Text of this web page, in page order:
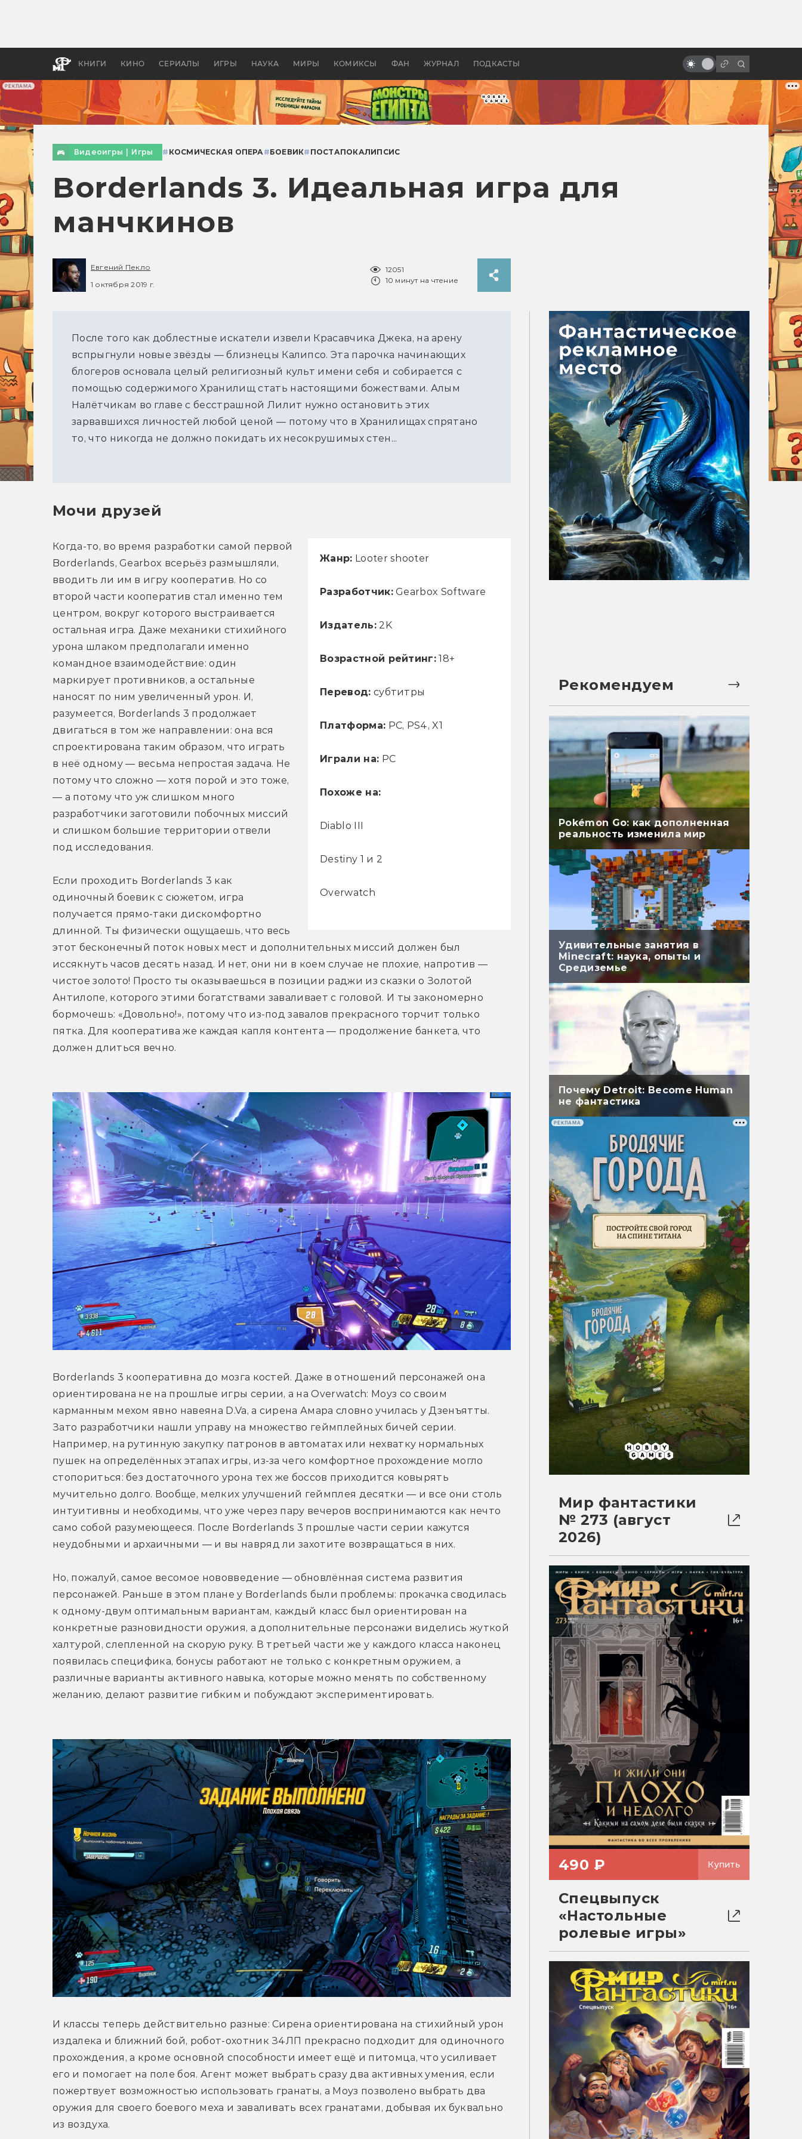
РЕКЛАМА
КНИГИ КИНО СЕРИАЛЫ ИГРЫ НАУКА МИРЫ КОМИКСЫ ФАН ЖУРНАЛ ПОДКАСТЫ
апокалипсис, в России —
бы «Властелина колец»
всего остального фильма
Видеоигры Игры # КОСМИЧЕСКАЯ ОПЕРА#БОЕВИК# ПОСТАПОКАЛИПСИС
Borderlands 3. Идеальная игра для
манчкинов
Евгений Пекло
1 октября 2019 г.
12051
10 минут на чтение
После того как доблестные искатели извели Красавчика Джека, на арену
вспрыгнули новые звёзды — близнецы Калипсо. Эта парочка начинающих
блогеров основала целый религиозный культ имени себя и собирается с
помощью содержимого Хранилищ стать настоящими божествами. Алым
Налётчикам во главе с бесстрашной Лилит нужно остановить этих
зарвавшихся личностей любой ценой — потому что в Хранилищах спрятано
то, что никогда не должно покидать их несокрушимых стен...
Мочи друзей
Жанр: Looter shooter
Разработчик:Gearbox Software
Издатель:2K
Возрастной рейтинг: 18+
Перевод: субтитры
Платформа: PC, PS4, X1
Играли на: PC
Похоже на:
Diablo III
Destiny 1 и 2
Overwatch
Когда-то, во время разработки самой первой
Borderlands, Gearbox всерьёз размышляли,
вводить ли им в игру кооператив. Но со
второй части кооператив стал именно тем
центром, вокруг которого выстраивается
остальная игра. Даже механики стихийного
урона шлаком предполагали именно
командное взаимодействие: один
маркирует противников, а остальные
наносят по ним увеличенный урон. И,
разумеется, Borderlands 3 продолжает
двигаться в том же направлении: она вся
спроектирована таким образом, что играть
в неё одному — весьма непростая задача. Не
потому что сложно — хотя порой и это тоже,
— а потому что уж слишком много
разработчики заготовили побочных миссий
и слишком большие территории отвели
под исследования.
Если проходить Borderlands 3 как
одиночный боевик с сюжетом, игра
получается прямо-таки дискомфортно
длинной. Ты физически ощущаешь, что весь
этот бесконечный поток новых мест и дополнительных миссий должен был
иссякнуть часов десять назад. И нет, они ни в коем случае не плохие, напротив —
чистое золото! Просто ты оказываешься в позиции раджи из сказки о Золотой
Антилопе, которого этими богатствами заваливает с головой. И ты закономерно
бормочешь: «Довольно!», потому что из-под завалов прекрасного торчит только
пятка. Для кооператива же каждая капля контента — продолжение банкета, что
должен длиться вечно.
Borderlands 3 кооперативна до мозга костей. Даже в отношений персонажей она
ориентирована не на прошлые игры серии, а на Overwatch: Моуз со своим
карманным мехом явно навеяна D.Va, а сирена Амара словно училась у Дзенъятты.
Зато разработчики нашли управу на множество геймплейных бичей серии.
Например, на рутинную закупку патронов в автоматах или нехватку нормальных
пушек на определённых этапах игры, из-за чего комфортное прохождение могло
стопориться: без достаточного урона тех же боссов приходится ковырять
мучительно долго. Вообще, мелких улучшений геймплея десятки — и все они столь
интуитивны и необходимы, что уже через пару вечеров воспринимаются как нечто
само собой разумеющееся. После Borderlands 3 прошлые части серии кажутся
неудобными и архаичными — и вы навряд ли захотите возвращаться в них.
Но, пожалуй, самое весомое нововведение — обновлённая система развития
персонажей. Раньше в этом плане у Borderlands были проблемы: прокачка сводилась
к одному-двум оптимальным вариантам, каждый класс был ориентирован на
конкретные разновидности оружия, а дополнительные персонажи виделись жуткой
халтурой, слепленной на скорую руку. В третьей части же у каждого класса наконец
появилась специфика, бонусы работают не только с конкретным оружием, а
различные варианты активного навыка, которые можно менять по собственному
желанию, делают развитие гибким и побуждают экспериментировать.
И классы теперь действительно разные: Сирена ориентирована на стихийный урон
издалека и ближний бой, робот-охотник З4ЛП прекрасно подходит для одиночного
прохождения, а кроме основной способности имеет ещё и питомца, что усиливает
его и помогает на поле боя. Агент может выбрать сразу два активных умения, если
пожертвует возможностью использовать гранаты, а Моуз позволено выбрать два
оружия для своего боевого меха и заваливать всех гранатами, добывая их буквально
из воздуха.
Рекомендуем
Pokémon Go: как дополненная
реальность изменила мир
Удивительные занятия в
Minecraft: наука, опыты и
Средиземье
Почему Detroit: Become Human
не фантастика
РЕКЛАМА
Мир фантастики
№ 273 (август
2026)
490 ₽ Купить
Спецвыпуск
«Настольные
ролевые игры»